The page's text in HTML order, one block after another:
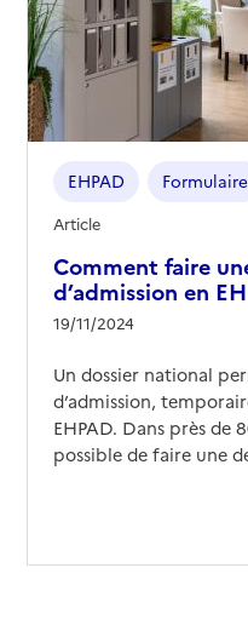
Comment faire
d’admission en
19/11/2024
EHPAD Formulaire
Article
Un dossier national
d’admission,
EHPAD. Dans près de
possible de faire une